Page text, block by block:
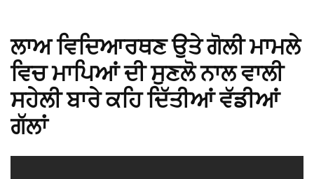
ਲਾਅ ਵਿਦਿਆਰਥਣ ਉਤੇ ਗੋਲੀ ਮਾਮਲੇ
ਵਿਚ ਮਾਪਿਆਂ ਦੀ ਸੁਣਲੋ ਨਾਲ ਵਾਲੀ
ਸਹੇਲੀ ਬਾਰੇ ਕਹਿ ਦਿੱਤੀਆਂ ਵੱਡੀਆਂ
ਗੱਲਾਂ